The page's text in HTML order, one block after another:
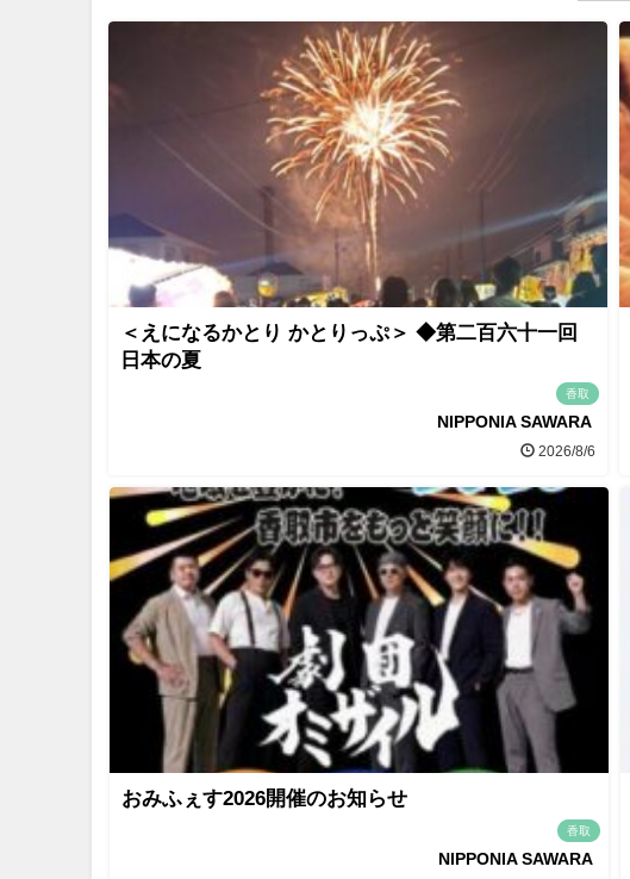
＜えになるかとり かとりっぷ＞ ◆第二百六十一回
日本の夏
香取
NIPPONIA SAWARA
2026/8/6
おみふぇす2026開催のお知らせ
香取
NIPPONIA SAWARA